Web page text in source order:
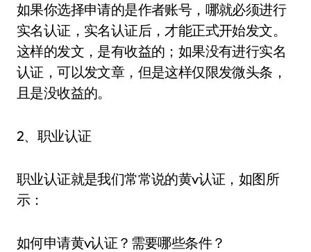
如果你选择申请的是作者账号，哪就必须进行
实名认证，实名认证后，才能正式开始发文。
这样的发文，是有收益的；如果没有进行实名
认证，可以发文章，但是这样仅限发微头条，
且是没收益的。
2、职业认证
职业认证就是我们常常说的黄v认证，如图所
示：
如何申请黄v认证？需要哪些条件？